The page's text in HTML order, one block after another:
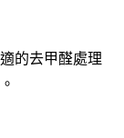
的去甲醛處理